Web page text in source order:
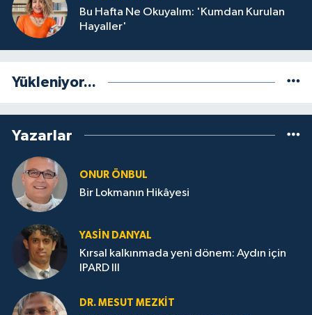
Bu Hafta Ne Okuyalım: 'Kumdan Kurulan
Hayaller'
Yükleniyor...
Yazarlar
ONUR ÖNBUL
Bir Lokmanın Hikâyesi
YASIN DANYAL
Kırsal kalkınmada yeni dönem: Aydın için
IPARD III
DR. MESUT MEZKIT